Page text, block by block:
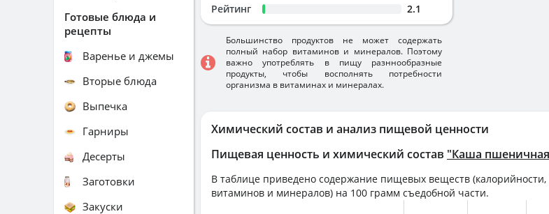
Химический состав и анализ пищевой ценности
Пищевая ценность и химический состав "Каша
В таблице приведено содержание пищевых веществ (калорийности,
витаминов и минералов) на 100 грамм съедобной части.
Рейтинг 2.1
Большинство продуктов не может содержать
полный набор витаминов и минералов. Поэтому
важно употреблять в пищу разннообразные
продукты, чтобы восполнять потребности
организма в витаминах и минералах.
Готовые блюда и
рецепты
Варенье и джемы
Вторые блюда
Выпечка
Гарниры
Десерты
Заготовки
Закуски